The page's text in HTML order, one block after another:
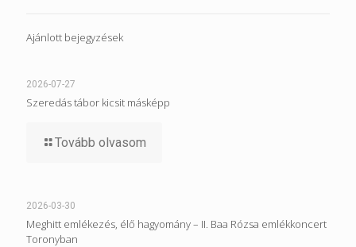
Ajánlott bejegyzések
2026-07-27
Szeredás tábor kicsit másképp
Tovább olvasom
2026-03-30
Meghitt emlékezés, élő hagyomány – II. Baa Rózsa emlékkoncert
Toronyban